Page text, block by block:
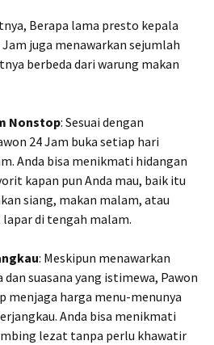
Berapa lama presto kepala
juga menawarkan sejumlah
berbeda dari warung makan
Nonstop: Sesuai dengan
24 Jam buka setiap hari
Anda bisa menikmati hidangan
kapan pun Anda mau, baik itu
siang, makan malam, atau
lapar di tengah malam.
: Meskipun menawarkan
dan suasana yang istimewa, Pawon
menjaga harga menu-menunya
Anda bisa menikmati
lezat tanpa perlu khawatir